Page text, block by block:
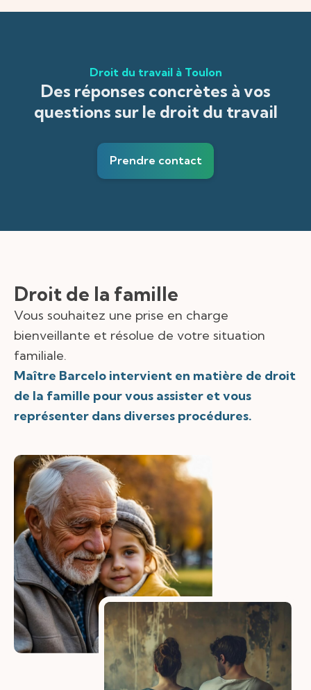
Droit du travail à Toulon
Des réponses concrètes à vos
questions sur le droit du travail
Prendre contact
Droit de la famille
Vous souhaitez une prise en charge
bienveillante et résolue de votre situation
familiale.
Maître Barcelo intervient en matière de droit
de la famille pour vous assister et vous
représenter dans diverses procédures.